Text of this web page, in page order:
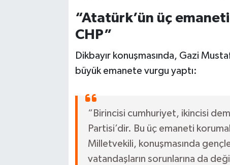
“Atatürk’ün üç
CHP”
Dikbayır konuşmasında, Gazi
büyük emanete vurgu yaptı:
“Birincisi cumhuriyet, ikincisi
Partisi’dir. Bu üç emaneti
Milletvekili, konuşmasında
vatandaşların sorunlarına da